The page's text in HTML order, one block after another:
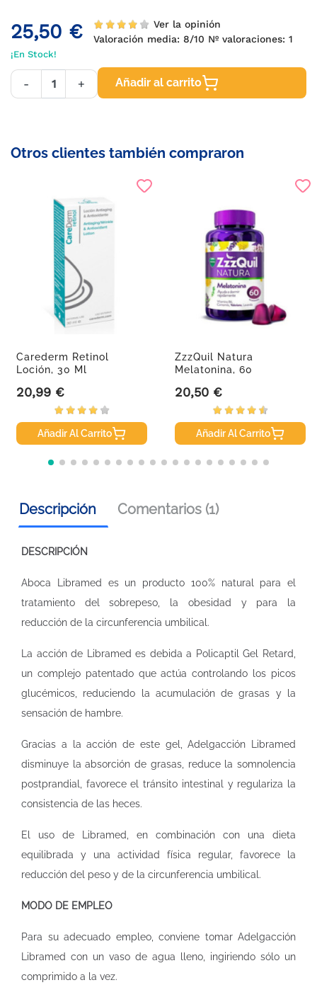
25,50 €
Ver la opinión
Valoración media: 8/10 Nº valoraciones:1
¡En Stock!
- + Añadir al carrito
Otros clientes también compraron
Carederm Retinol
Loción, 30 Ml
Precio
20,99 €
Añadir Al Carrito
ZzzQuil Natura
Melatonina, 60
Precio
20,50 €
Añadir Al Carrito
Descripción Comentarios (1)
DESCRIPCIÓN
Aboca Libramed es un producto 100% natural para el
tratamiento del sobrepeso, la obesidad y para la
reducción de la circunferencia umbilical.
La acción de Libramed es debida a Policaptil Gel Retard,
un complejo patentado que actúa controlando los picos
glucémicos, reduciendo la acumulación de grasas y la
sensación de hambre.
Gracias a la acción de este gel, Adelgacción Libramed
disminuye la absorción de grasas, reduce la somnolencia
postprandial, favorece el tránsito intestinal y regulariza la
consistencia de las heces.
El uso de Libramed, en combinación con una dieta
equilibrada y una actividad física regular, favorece la
reducción del peso y de la circunferencia umbilical.
MODO DE EMPLEO
Para su adecuado empleo, conviene tomar Adelgacción
Libramed con un vaso de agua lleno, ingiriendo sólo un
comprimido a la vez.